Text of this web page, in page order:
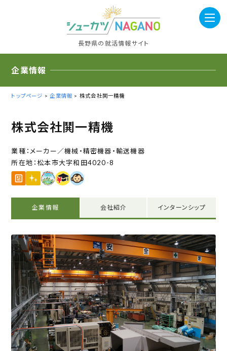
長野県の就活情報サイト
企業情報
トップページ >企業情報 > 株式会社鬨一精機
株式会社鬨一精機
メーカー／機械・精密機器・輸送機器
松本市大字和田4020-8
企業情報 会社紹介 インターンシップ